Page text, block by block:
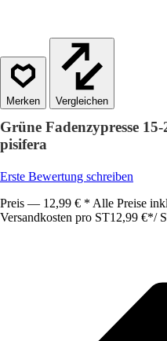
Vergleichen
Grüne Fadenzypresse
pisifera
Erste Bewertung schreiben
Preis — 12,99 € * Alle Preise
Versandkosten pro ST12,99 €*/